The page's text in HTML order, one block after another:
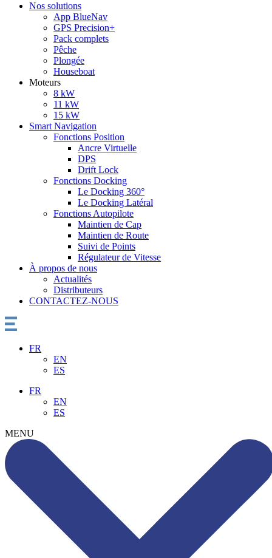
Nos solutions
App BlueNav
GPS Precision+
Pack complets
Pêche
Plongée
Houseboat
Moteurs
8 kW
11 kW
15 kW
Smart Navigation
Fonctions Position
Ancre Virtuelle
DPS
Drift Lock
Fonctions Docking
Le Docking 360°
Le Docking Latéral
Fonctions Autopilote
Maintien de Cap
Maintien de Route
Suivi de Points
Régulateur de Vitesse
À propos de nous
Actualités
Distributeurs
CONTACTEZ-NOUS
FR
EN
ES
FR
EN
ES
MENU